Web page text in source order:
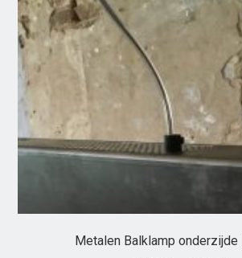
kan
op
Metalen Balklamp